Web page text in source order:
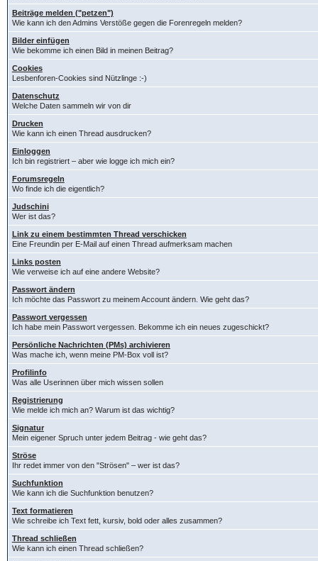
Beiträge melden ("petzen")
Wie kann ich den Admins Verstöße gegen die Forenregeln melden?
Bilder einfügen
Wie bekomme ich einen Bild in meinen Beitrag?
Cookies
Lesbenforen-Cookies sind Nützlinge :-)
Datenschutz
Welche Daten sammeln wir von dir
Drucken
Wie kann ich einen Thread ausdrucken?
Einloggen
Ich bin registriert – aber wie logge ich mich ein?
Forumsregeln
Wo finde ich die eigentlich?
Judschini
Wer ist das?
Link zu einem bestimmten Thread verschicken
Eine Freundin per E-Mail auf einen Thread aufmerksam machen
Links posten
Wie verweise ich auf eine andere Website?
Passwort ändern
Ich möchte das Passwort zu meinem Account ändern. Wie geht das?
Passwort vergessen
Ich habe mein Passwort vergessen. Bekomme ich ein neues zugeschickt?
Persönliche Nachrichten (PMs) archivieren
Was mache ich, wenn meine PM-Box voll ist?
Profilinfo
Was alle Userinnen über mich wissen sollen
Registrierung
Wie melde ich mich an? Warum ist das wichtig?
Signatur
Mein eigener Spruch unter jedem Beitrag - wie geht das?
Ströse
Ihr redet immer von den "Strösen" – wer ist das?
Suchfunktion
Wie kann ich die Suchfunktion benutzen?
Text formatieren
Wie schreibe ich Text fett, kursiv, bold oder alles zusammen?
Thread schließen
Wie kann ich einen Thread schließen?